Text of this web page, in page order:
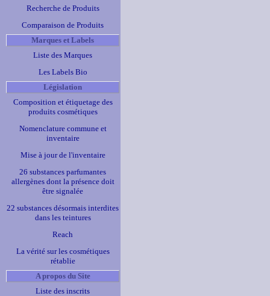
Recherche de Produits
Comparaison de Produits
Marques et Labels
Liste des Marques
Les Labels Bio
Législation
Composition et étiquetage des
produits cosmétiques
Nomenclature commune et
inventaire
Mise à jour de l'inventaire
26 substances parfumantes
allergènes dont la présence doit
être signalée
22 substances désormais interdites
dans les teintures
Reach
La vérité sur les cosmétiques
rétablie
A propos du Site
Liste des inscrits